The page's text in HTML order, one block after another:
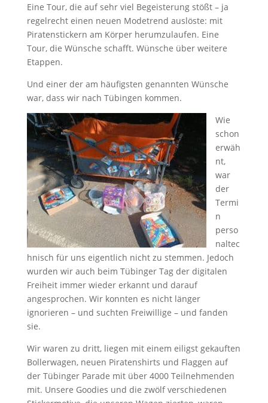
Eine Tour, die auf sehr viel Begeisterung stößt – ja
regelrecht einen neuen Modetrend auslöste: mit
Piratenstickern am Körper herumzulaufen. Eine
Tour, die Wünsche schafft. Wünsche über weitere
Etappen.
Und einer der am häufigsten genannten Wünsche
war, dass wir nach Tübingen kommen.
Wie
schon
erwäh
nt,
war
der
Termi
n
perso
naltec
hnisch für uns eigentlich nicht zu stemmen. Jedoch
wurden wir auch beim Tübinger Tag der digitalen
Freiheit immer wieder erkannt und darauf
angesprochen. Wir konnten es nicht länger
ignorieren – und suchten Freiwillige – und fanden
sie.
Wir waren zu dritt, liegen mit einem eiligst gekauften
Bollerwagen, neuen Piratenshirts und Flaggen auf
der Tübinger Parade mit über 4000 Teilnehmenden
mit. Unsere Goodies und die zwölf verschiedenen